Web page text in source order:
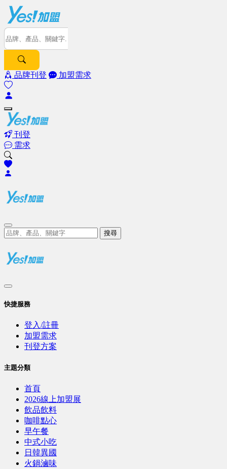
品牌刊登 加盟需求
刊登
需求
搜尋
快捷服務
登入/註冊
加盟需求
刊登方案
主題分類
首頁
2026線上加盟展
飲品飲料
咖啡點心
早午餐
中式小吃
日韓異國
火鍋滷味